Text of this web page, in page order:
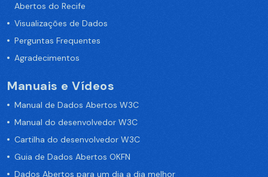
Abertos do Recife
Visualizações de Dados
Perguntas Frequentes
Agradecimentos
Manuais e Vídeos
Manual de Dados Abertos W3C
Manual do desenvolvedor W3C
Cartilha do desenvolvedor W3C
Guia de Dados Abertos OKFN
Dados Abertos para um dia a dia melhor